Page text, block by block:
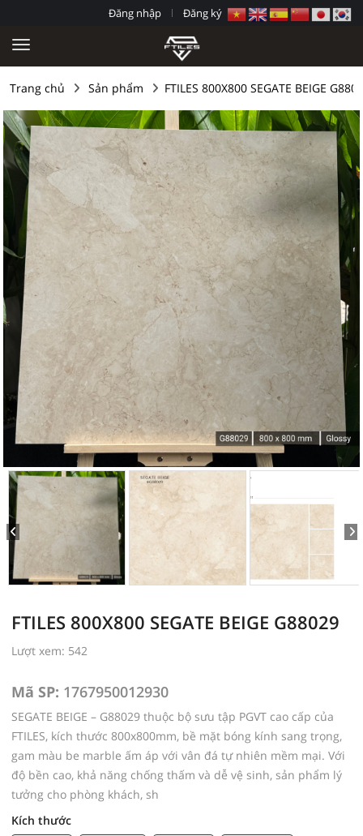
Đăng nhập Đăng ký
Trang chủ Sản phẩm FTILES 800X800 SEGATE BEIGE
FTILES 800X800 SEGATE BEIGE G88029
Lượt xem: 542
Mã SP: 1767950012930
SEGATE BEIGE – G88029 thuộc bộ sưu tập PGVT cao cấp của
FTILES, kích thước 800x800mm, bề mặt bóng kính sang trọng,
gam màu be marble ấm áp với vân đá tự nhiên mềm mại. Với
độ bền cao, khả năng chống thấm và dễ vệ sinh, sản phẩm lý
tưởng cho phòng khách, sh
Kích thước